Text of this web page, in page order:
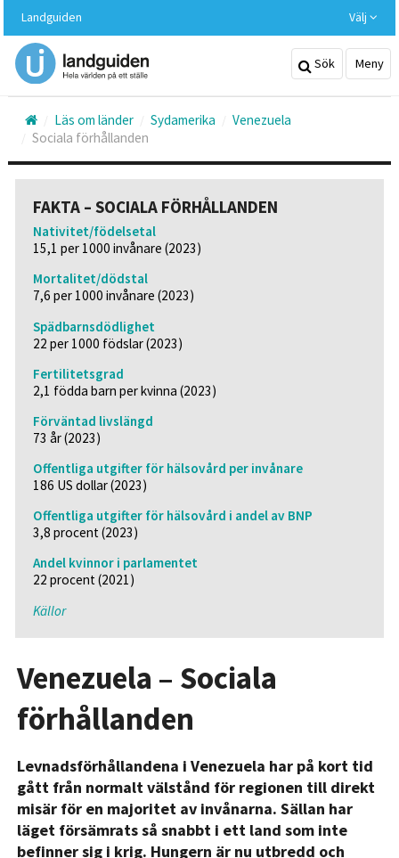
huvudinnehållet
Landguiden Välj
Sök Meny
Läs om länder Sydamerika
Venezuela
Sociala förhållanden
FAKTA – SOCIALA FÖRHÅLLANDEN
Nativitet/födelsetal
15,1 per 1000 invånare (2023)
Mortalitet/dödstal
7,6 per 1000 invånare (2023)
Spädbarnsdödlighet
22 per 1000 födslar (2023)
Fertilitetsgrad
2,1 födda barn per kvinna (2023)
Förväntad livslängd
73 år (2023)
Offentliga utgifter för hälsovård per invånare
186 US dollar (2023)
Offentliga utgifter för hälsovård i andel av BNP
3,8 procent (2023)
Andel kvinnor i parlamentet
22 procent (2021)
Källor
Venezuela – Sociala
förhållanden
Levnadsförhållandena i Venezuela har på kort tid
gått från normalt välstånd för regionen till direkt
misär för en majoritet av invånarna. Sällan har
läget försämrats så snabbt i ett land som inte
befinner sig i krig. Hungern är nu utbredd och